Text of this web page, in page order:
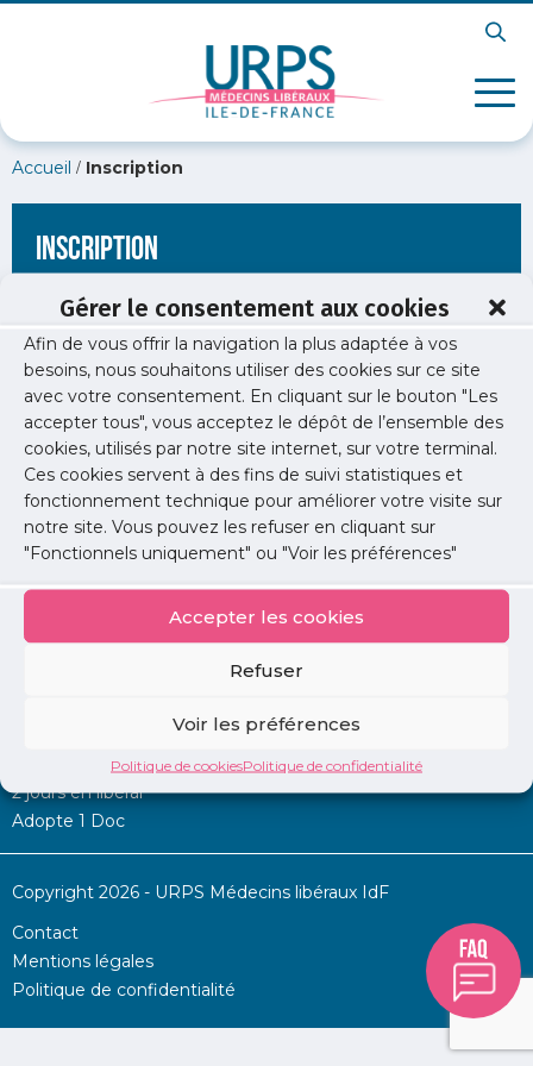
Gérer le consentement aux cookies
Afin de vous offrir la navigation la plus adaptée à vos
besoins, nous souhaitons utiliser des cookies sur ce site
avec votre consentement. En cliquant sur le bouton "Les
accepter tous", vous acceptez le dépôt de l’ensemble des
cookies, utilisés par notre site internet, sur votre terminal.
Ces cookies servent à des fins de suivi statistiques et
fonctionnement technique pour améliorer votre visite sur
notre site. Vous pouvez les refuser en cliquant sur
"Fonctionnels uniquement" ou "Voir les préférences"
Accepter les cookies
Refuser
Voir les préférences
Politique de cookiesPolitique de confidentialité
Accueil / Inscription
Inscription
[wppb-register form_name="inscription"
redirect_url="https://www.urps-med-idf.org/club-des-
medecins-beta-testeurs/"]
Permanence d’aide à l’installation
2 jours en libéral
Adopte 1 Doc
Copyright 2026 - URPS Médecins libéraux IdF
Contact
Mentions légales
Politique de confidentialité